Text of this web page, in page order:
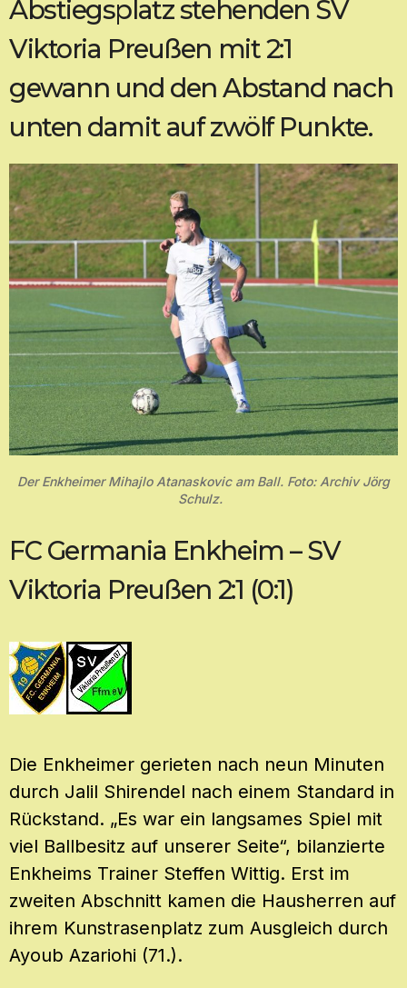
Abstiegsplatz stehenden SV
Viktoria Preußen mit 2:1
gewann und den Abstand nach
unten damit auf zwölf Punkte.
Der Enkheimer Mihajlo Atanaskovic am Ball. Foto: Archiv Jörg
Schulz.
FC Germania Enkheim – SV
Viktoria Preußen 2:1 (0:1)
Die Enkheimer gerieten nach neun Minuten
durch Jalil Shirendel nach einem Standard in
Rückstand. „Es war ein langsames Spiel mit
viel Ballbesitz auf unserer Seite“, bilanzierte
Enkheims Trainer Steffen Wittig. Erst im
zweiten Abschnitt kamen die Hausherren auf
ihrem Kunstrasenplatz zum Ausgleich durch
Ayoub Azariohi (71.).